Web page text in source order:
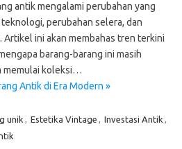
antik mengalami perubahan yang
perubahan selera, dan
Artikel ini akan membahas tren terkini
barang-barang ini masih
memulai koleksi…
Antik di Era Modern »
unik , Estetika Vintage , Investasi Antik ,